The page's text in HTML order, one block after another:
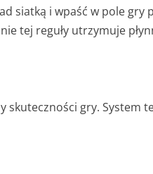
siatką i wpaść w pole gry
tej reguły utrzymuje
gry. System